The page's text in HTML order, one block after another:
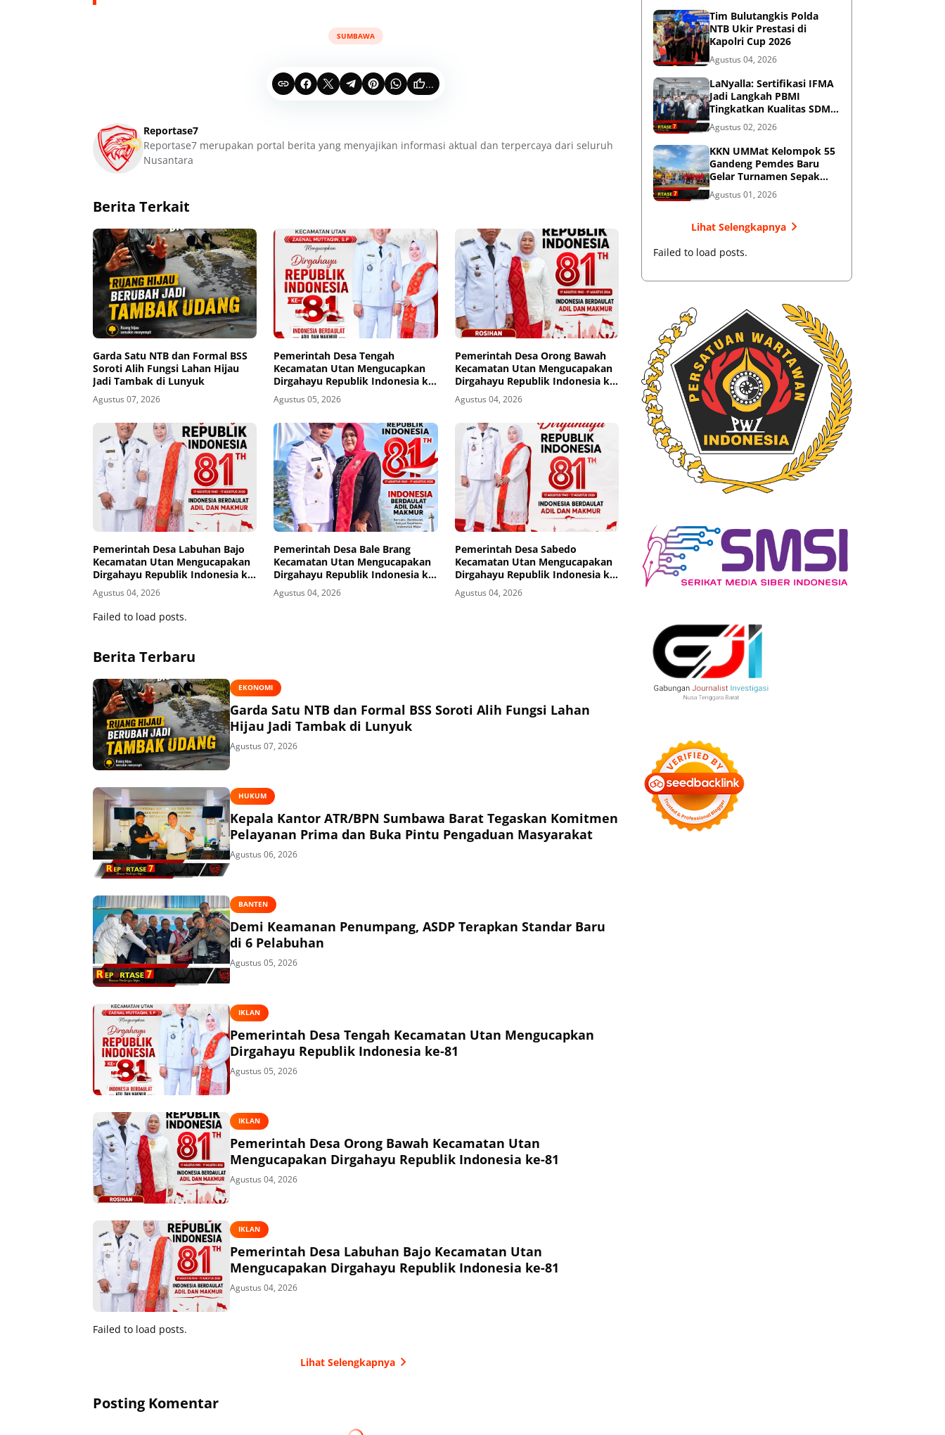
SUMBAWA
...
Reportase7
Reportase7 merupakan portal berita yang menyajikan informasi aktual dan terpercaya dari seluruh
Nusantara
Berita Terkait
Garda Satu NTB dan Formal BSS
Soroti Alih Fungsi Lahan Hijau
Jadi Tambak di Lunyuk
Agustus 07, 2026
Pemerintah Desa Tengah
Kecamatan Utan Mengucapkan
Dirgahayu Republik Indonesia ke-
81
Agustus 05, 2026
Pemerintah Desa Orong Bawah
Kecamatan Utan Mengucapakan
Dirgahayu Republik Indonesia ke-
81
Agustus 04, 2026
Pemerintah Desa Labuhan Bajo
Kecamatan Utan Mengucapakan
Dirgahayu Republik Indonesia ke-
81
Agustus 04, 2026
Pemerintah Desa Bale Brang
Kecamatan Utan Mengucapakan
Dirgahayu Republik Indonesia ke-
81
Agustus 04, 2026
Pemerintah Desa Sabedo
Kecamatan Utan Mengucapakan
Dirgahayu Republik Indonesia ke-
81
Agustus 04, 2026
Failed to load posts.
Berita Terbaru
EKONOMI
Garda Satu NTB dan Formal BSS Soroti Alih Fungsi Lahan
Hijau Jadi Tambak di Lunyuk
Agustus 07, 2026
HUKUM
Kepala Kantor ATR/BPN Sumbawa Barat Tegaskan Komitmen
Pelayanan Prima dan Buka Pintu Pengaduan Masyarakat
Agustus 06, 2026
BANTEN
Demi Keamanan Penumpang, ASDP Terapkan Standar Baru
di 6 Pelabuhan
Agustus 05, 2026
IKLAN
Pemerintah Desa Tengah Kecamatan Utan Mengucapkan
Dirgahayu Republik Indonesia ke-81
Agustus 05, 2026
IKLAN
Pemerintah Desa Orong Bawah Kecamatan Utan
Mengucapakan Dirgahayu Republik Indonesia ke-81
Agustus 04, 2026
IKLAN
Pemerintah Desa Labuhan Bajo Kecamatan Utan
Mengucapakan Dirgahayu Republik Indonesia ke-81
Agustus 04, 2026
Failed to load posts.
Lihat Selengkapnya
Posting Komentar
Tim Bulutangkis Polda
NTB Ukir Prestasi di
Kapolri Cup 2026
Agustus 04, 2026
LaNyalla: Sertifikasi IFMA
Jadi Langkah PBMI
Tingkatkan Kualitas SDM
Muaythai
Agustus 02, 2026
KKN UMMat Kelompok 55
Gandeng Pemdes Baru
Gelar Turnamen Sepak
Bola
Agustus 01, 2026
Lihat Selengkapnya
Failed to load posts.